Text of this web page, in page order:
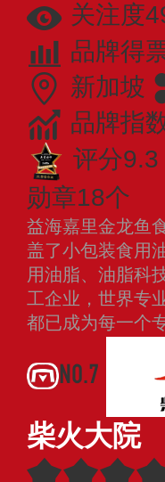
关注度
品牌得
新加坡
品牌指
评分9.3
勋章18个
益海嘉里金龙鱼
盖了小包装食用
用油脂、油脂科
工企业，世界专
都已成为每一个
NO.7
柴火大院